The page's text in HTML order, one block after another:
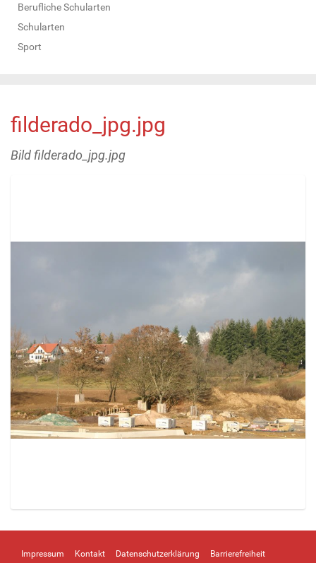
Berufliche Schularten
Schularten
Sport
filderado_jpg.jpg
Bild filderado_jpg.jpg
e
gImpressum Kontakt Datenschutzerklärung Barrierefreiheit